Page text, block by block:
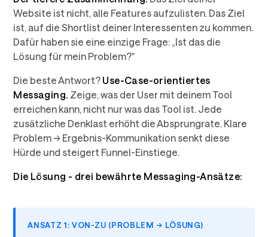
Website ist nicht, alle Features aufzulisten. Das Ziel
ist, auf die Shortlist deiner Interessenten zu kommen.
Dafür haben sie eine einzige Frage: „Ist das die
Lösung für mein Problem?"
Die beste Antwort? Use-Case-orientiertes
Messaging. Zeige, was der User mit deinem Tool
erreichen kann, nicht nur was das Tool ist. Jede
zusätzliche Denklast erhöht die Absprungrate. Klare
Problem → Ergebnis-Kommunikation senkt diese
Hürde und steigert Funnel-Einstiege.
Die Lösung - drei bewährte Messaging-Ansätze:
ANSATZ 1: VON-ZU (PROBLEM → LÖSUNG)